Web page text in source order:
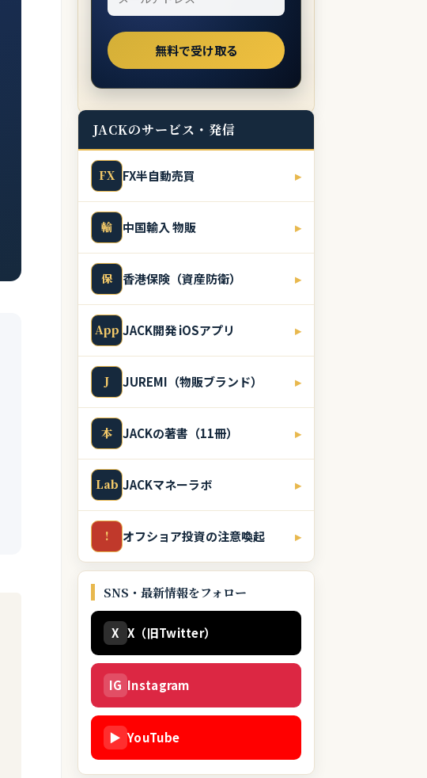
JACKのサービス・発信
FX FX半自動売買 ▸
輸 中国輸入 物販 ▸
保 香港保険（資産防衛） ▸
App JACK開発 iOSアプリ ▸
J JUREMI（物販ブランド） ▸
本 JACKの著書（11冊） ▸
Lab JACKマネーラボ ▸
! オフショア投資の注意喚起 ▸
SNS・最新情報をフォロー
X X（旧Twitter）
IG Instagram
▶ YouTube